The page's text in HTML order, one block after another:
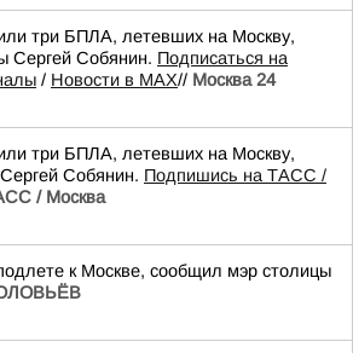
три БПЛА, летевших на Москву,
Сергей Собянин. Подписаться на
/ Новости в MAX// Москва 24
три БПЛА, летевших на Москву,
Собянин. Подпишись на ТАСС /
/ Москва
к Москве, сообщил мэр столицы